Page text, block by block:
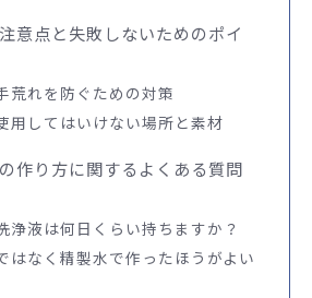
意点と失敗しないためのポイ
荒れを防ぐための対策
用してはいけない場所と素材
作り方に関するよくある質問
浄液は何日くらい持ちますか？
はなく精製水で作ったほうがよい